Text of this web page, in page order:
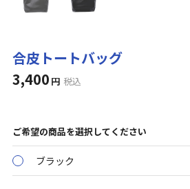
合皮トートバッグ
3,400 円 税込
ご希望の商品を選択してください
ブラック